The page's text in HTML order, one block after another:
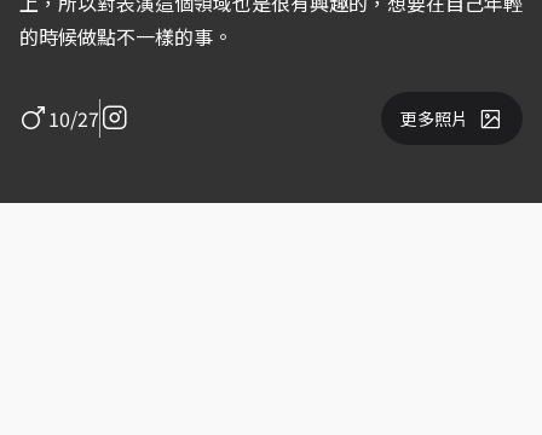
的時候做點不一樣的事。
10/27 更多照片